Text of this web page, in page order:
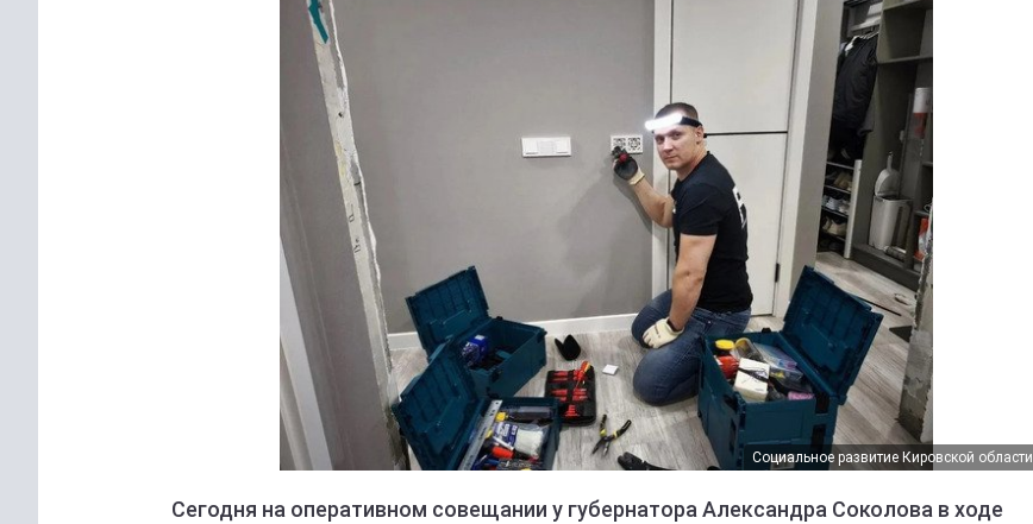
Социальное развитие Кировской области
Сегодня на оперативном совещании у губернатора Александра Соколова в ходе